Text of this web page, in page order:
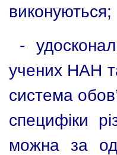
виконуються;
-
учених НАН
система
специфіки
можна за